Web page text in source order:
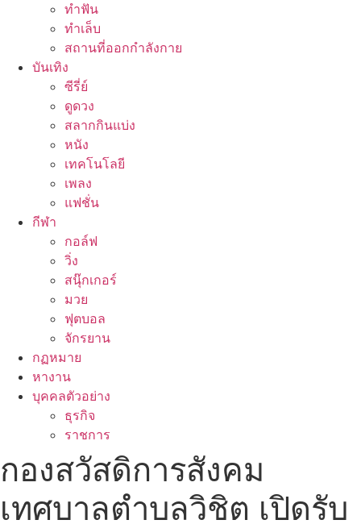
ทำฟัน
ทำเล็บ
สถานที่ออกกำลังกาย
บันเทิง
ซีรี่ย์
ดูดวง
สลากกินแบ่ง
หนัง
เทคโนโลยี
เพลง
แฟชั่น
กีฬา
กอล์ฟ
วิ่ง
สนุ๊กเกอร์
มวย
ฟุตบอล
จักรยาน
กฏหมาย
หางาน
บุคคลตัวอย่าง
ธุรกิจ
ราชการ
กองสวัสดิการสังคม
เทศบาลตำบลวิชิต เปิดรับ